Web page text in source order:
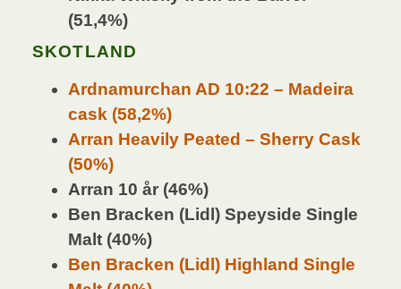
(51,4%)
SKOTLAND
Ardnamurchan AD 10:22 – Madeira
cask (58,2%)
Arran Heavily Peated – Sherry Cask
(50%)
Arran 10 år (46%)
Ben Bracken (Lidl) Speyside Single
Malt (40%)
Ben Bracken (Lidl) Highland Single